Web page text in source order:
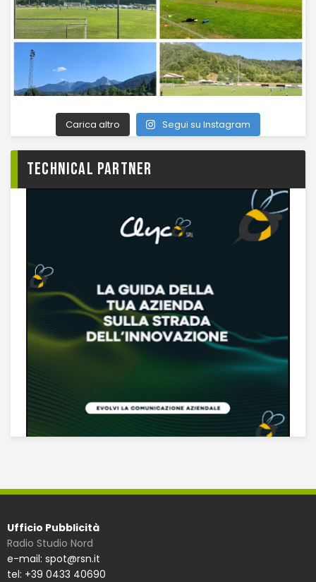
Carica altro Segui su Instagram
TECHNICAL PARTNER
Ufficio Pubblicità
Radio Studio Nord
e-mail: spot@rsn.it
tel: +39 0433 40690